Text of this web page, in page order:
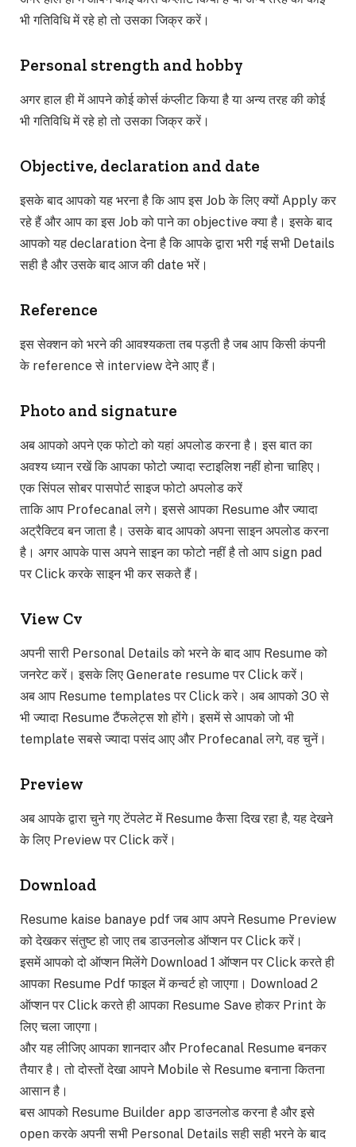
भी गतिविधि में रहे हो तो उसका जिक्र करें।
Personal strength and hobby
अगर हाल ही में आपने कोई कोर्स कंप्लीट किया है या अन्य तरह की कोई
भी गतिविधि में रहे हो तो उसका जिक्र करें।
Objective, declaration and date
इसके बाद आपको यह भरना है कि आप इस Job के लिए क्यों Apply कर
रहे हैं और आप का इस Job को पाने का objective क्या है। इसके बाद
आपको यह declaration देना है कि आपके द्वारा भरी गई सभी Details
सही है और उसके बाद आज की date भरें।
Reference
इस सेक्शन को भरने की आवश्यकता तब पड़ती है जब आप किसी कंपनी
के reference से interview देने आए हैं।
Photo and signature
अब आपको अपने एक फोटो को यहां अपलोड करना है। इस बात का
अवश्य ध्यान रखें कि आपका फोटो ज्यादा स्टाइलिश नहीं होना चाहिए।
एक सिंपल सोबर पासपोर्ट साइज फोटो अपलोड करें
ताकि आप Profecanal लगे। इससे आपका Resume और ज्यादा
अट्रैक्टिव बन जाता है। उसके बाद आपको अपना साइन अपलोड करना
है। अगर आपके पास अपने साइन का फोटो नहीं है तो आप sign pad
पर Click करके साइन भी कर सकते हैं।
View Cv
अपनी सारी Personal Details को भरने के बाद आप Resume को
जनरेट करें। इसके लिए Generate resume पर Click करें।
अब आप Resume templates पर Click करे। अब आपको 30 से
भी ज्यादा Resume टैंफलेट्स शो होंगे। इसमें से आपको जो भी
template सबसे ज्यादा पसंद आए और Profecanal लगे, वह चुनें।
Preview
अब आपके द्वारा चुने गए टेंपलेट में Resume कैसा दिख रहा है, यह देखने
के लिए Preview पर Click करें।
Download
Resume kaise banaye pdf जब आप अपने Resume Preview
को देखकर संतुष्ट हो जाए तब डाउनलोड ऑप्शन पर Click करें।
इसमें आपको दो ऑप्शन मिलेंगे Download 1 ऑप्शन पर Click करते ही
आपका Resume Pdf फाइल में कन्वर्ट हो जाएगा। Download 2
ऑप्शन पर Click करते ही आपका Resume Save होकर Print के
लिए चला जाएगा।
और यह लीजिए आपका शानदार और Profecanal Resume बनकर
तैयार है। तो दोस्तों देखा आपने Mobile से Resume बनाना कितना
आसान है।
बस आपको Resume Builder app डाउनलोड करना है और इसे
open करके अपनी सभी Personal Details सही सही भरने के बाद